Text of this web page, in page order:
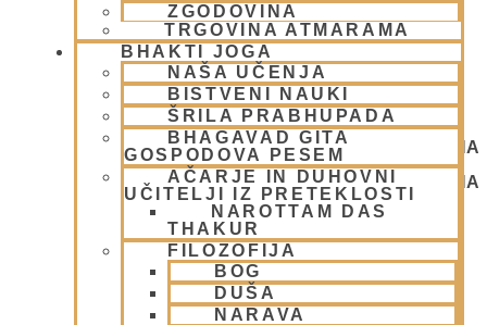
ZGODOVINA
TRGOVINA ATMARAMA
BHAKTI JOGA
NAŠA UČENJA
BISTVENI NAUKI
ŠRILA PRABHUPADA
BHAGAVAD GITA
GOSPODOVA PESEM
AČARJE IN DUHOVNI
UČITELJI IZ PRETEKLOSTI
NAROTTAM DAS
THAKUR
FILOZOFIJA
BOG
DUŠA
NARAVA
NEDELJSKO SREČANJE - CENTER HARE KRIŠNA
LJUBLJANA
NEDELJSKO SREČANJE - CENTER HARE KRIŠNA
LJUBLJANA